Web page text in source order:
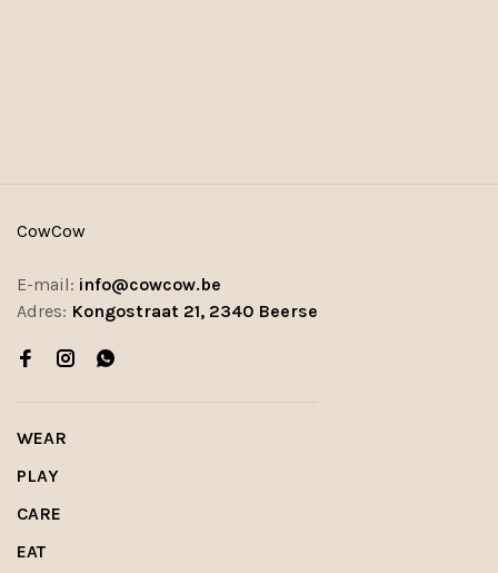
CowCow
E-mail: info@cowcow.be
Adres: Kongostraat 21, 2340 Beerse
WEAR
PLAY
CARE
EAT